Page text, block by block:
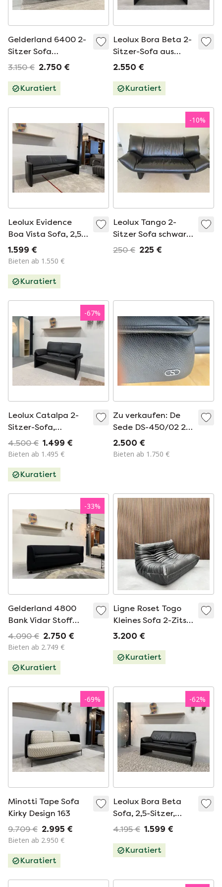
Gelderland 6400 2-
Sitzer Sofa
Hallingdal Stoff
3.150 € 2.750 €
Kuratiert
Leolux Bora Beta 2-
Sitzer-Sofa aus
schwarzem Leder
2.550 €
Kuratiert
Leolux Evidence
Boa Vista Sofa, 2,5-
Sitzer, schwarzes
Leder
1.599 €
Bieten ab 1.550 €
Kuratiert
-10%
Leolux Tango 2-
Sitzer Sofa schwarz
Leder Senso
250 € 225 €
-67%
Leolux Catalpa 2-
Sitzer-Sofa,
schwarzes Leder
4.500 € 1.499 €
Bieten ab 1.495 €
Kuratiert
Zu verkaufen: De
Sede DS-450/02 2-
Sitzer Ledersitz
Living Black 2811
2.500 €
Bieten ab 1.750 €
-33%
Gelderland 4800
Bank Vidar Stoff
schwarz 190
4.090 € 2.750 €
Bieten ab 2.749 €
Kuratiert
Ligne Roset Togo
Kleines Sofa 2-Zits |
Schwarzes Leder
3.200 €
Kuratiert
-69%
Minotti Tape Sofa
Kirky Design 163
9.709 € 2.995 €
Bieten ab 2.950 €
Kuratiert
-62%
Leolux Bora Beta
Sofa, 2,5-Sitzer,
schwarzes Leder
4.195 € 1.599 €
Kuratiert